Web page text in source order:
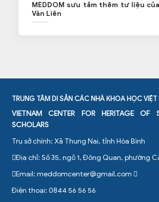
MEDDOM sưu tầm thêm tư liệu của
Văn Liên
TRUNG TÂM DI SẢN CÁC NHÀ KHOA HỌC VIỆT
VIETNAM CENTER FOR HERITAGE OF
SCHOLARS
Trụ sở chính: Xã Thung Nai, tỉnh Hòa Bình
Địa chỉ: Số 35, ngõ 1, Đông Quan, phường
Email: meddomcenter@gmail.com
Điện thoại: 0844 56 56 56